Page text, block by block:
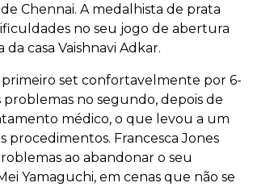
Chennai. A medalhista de prata
no seu jogo de abertura
casa Vaishnavi Adkar.
set confortavelmente por 6-
problemas no segundo, depois de
médico, o que levou a um
procedimentos. Francesca Jones
ao abandonar o seu
Yamaguchi, em cenas que não se